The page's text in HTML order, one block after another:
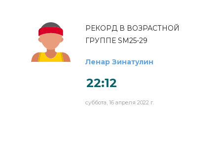
РЕКОРД В ВОЗРАСТНОЙ
ГРУППЕ SM25-29
Ленар Зинатулин
22:12
суббота, 16 апреля 2022 г.